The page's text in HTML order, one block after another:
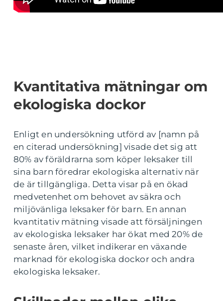
Kvantitativa mätningar om
ekologiska dockor
Enligt en undersökning utförd av [namn på
en citerad undersökning] visade det sig att
80% av föräldrarna som köper leksaker till
sina barn föredrar ekologiska alternativ när
de är tillgängliga. Detta visar på en ökad
medvetenhet om behovet av säkra och
miljövänliga leksaker för barn. En annan
kvantitativ mätning visade att försäljningen
av ekologiska leksaker har ökat med 20% de
senaste åren, vilket indikerar en växande
marknad för ekologiska dockor och andra
ekologiska leksaker.